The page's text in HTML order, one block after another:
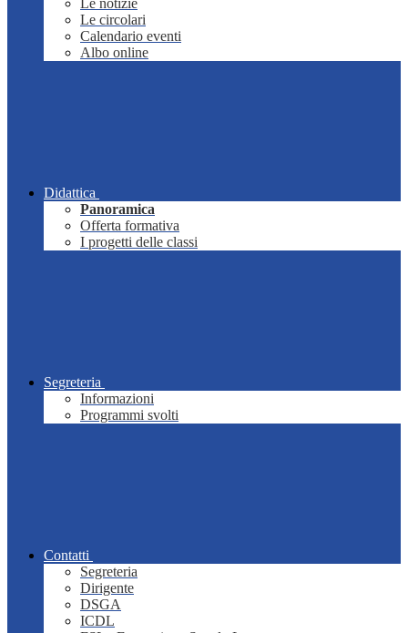
Le notizie
Le circolari
Calendario eventi
Albo online
Didattica
Panoramica
Offerta formativa
I progetti delle classi
Segreteria
Informazioni
Programmi svolti
Contatti
Segreteria
Dirigente
DSGA
ICDL